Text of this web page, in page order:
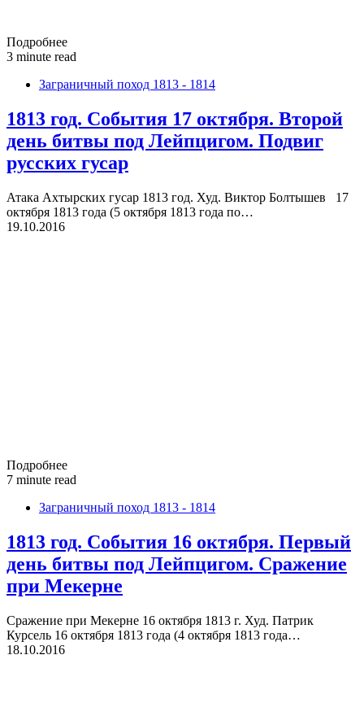
Подробнее
3 minute read
Заграничный поход 1813 - 1814
1813 год. События 17 октября. Второй
день битвы под Лейпцигом. Подвиг
русских гусар
Атака Ахтырских гусар 1813 год. Худ. Виктор Болтышев 17
октября 1813 года (5 октября 1813 года по…
19.10.2016
Подробнее
7 minute read
Заграничный поход 1813 - 1814
1813 год. События 16 октября. Первый
день битвы под Лейпцигом. Сражение
при Мекерне
Сражение при Mекерне 16 октября 1813 г. Худ. Патрик
Курсель 16 октября 1813 года (4 октября 1813 года…
18.10.2016